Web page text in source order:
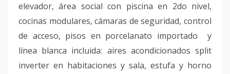
elevador, área social con piscina en 2do nivel,
cocinas modulares, cámaras de seguridad, control
de acceso, pisos en porcelanato importado y
línea blanca incluida: aires acondicionados split
inverter en habitaciones y sala, estufa y horno